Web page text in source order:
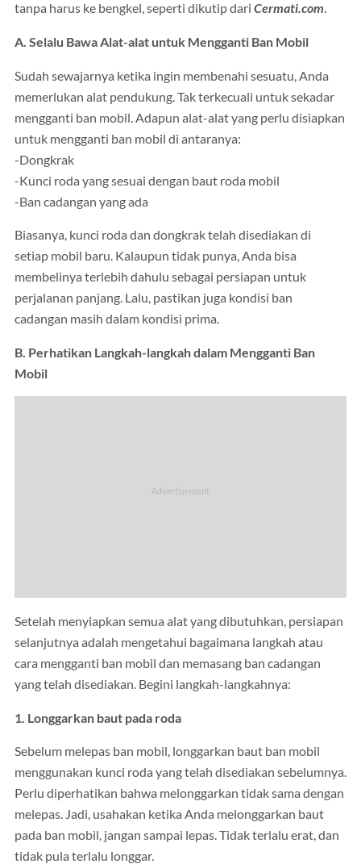
tanpa harus ke bengkel, seperti dikutip dari Cermati.com.
A. Selalu Bawa Alat-alat untuk Mengganti Ban Mobil
Sudah sewajarnya ketika ingin membenahi sesuatu, Anda
memerlukan alat pendukung. Tak terkecuali untuk sekadar
mengganti ban mobil. Adapun alat-alat yang perlu disiapkan
untuk mengganti ban mobil di antaranya:
-Dongkrak
-Kunci roda yang sesuai dengan baut roda mobil
-Ban cadangan yang ada
Biasanya, kunci roda dan dongkrak telah disediakan di
setiap mobil baru. Kalaupun tidak punya, Anda bisa
membelinya terlebih dahulu sebagai persiapan untuk
perjalanan panjang. Lalu, pastikan juga kondisi ban
cadangan masih dalam kondisi prima.
B. Perhatikan Langkah-langkah dalam Mengganti Ban
Mobil
Setelah menyiapkan semua alat yang dibutuhkan, persiapan
selanjutnya adalah mengetahui bagaimana langkah atau
cara mengganti ban mobil dan memasang ban cadangan
yang telah disediakan. Begini langkah-langkahnya:
1. Longgarkan baut pada roda
Sebelum melepas ban mobil, longgarkan baut ban mobil
menggunakan kunci roda yang telah disediakan sebelumnya.
Perlu diperhatikan bahwa melonggarkan tidak sama dengan
melepas. Jadi, usahakan ketika Anda melonggarkan baut
pada ban mobil, jangan sampai lepas. Tidak terlalu erat, dan
tidak pula terlalu longgar.